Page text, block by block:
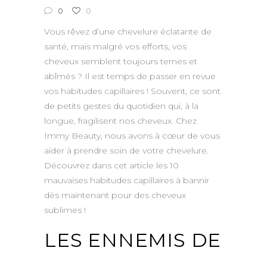
0 0
Vous rêvez d’une chevelure éclatante de
santé, mais malgré vos efforts, vos
cheveux semblent toujours ternes et
abîmés ? Il est temps de passer en revue
vos habitudes capillaires ! Souvent, ce sont
de petits gestes du quotidien qui, à la
longue, fragilisent nos cheveux. Chez
Immy Beauty, nous avons à cœur de vous
aider à prendre soin de votre chevelure.
Découvrez dans cet article les 10
mauvaises habitudes capillaires à bannir
dès maintenant pour des cheveux
sublimes !
LES ENNEMIS DE